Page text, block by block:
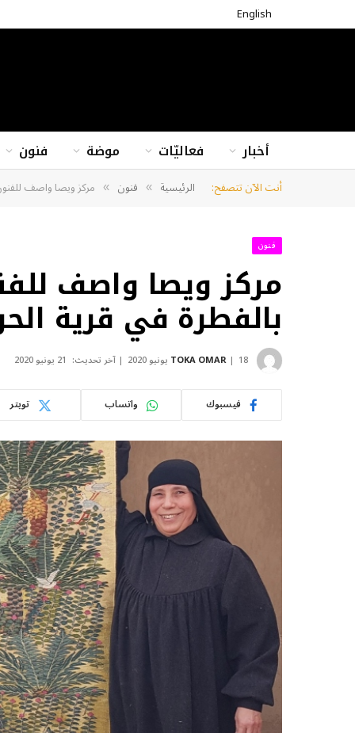
English
أخبار فعاليّات موضة فنون
أنت الآن تتصفح: الرئيسية » فنون » مركز ويصا واصف
فنون
مركز ويصا واصف
بالفطرة في قرية
TOKA OMAR 18 يونيو 2020 آخر تحديث: 21 يونيو 2020
فيسبوك واتساب تويتر